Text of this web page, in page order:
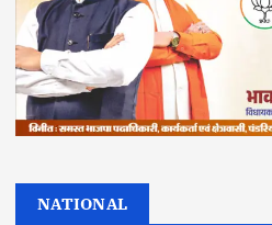
NATIONAL